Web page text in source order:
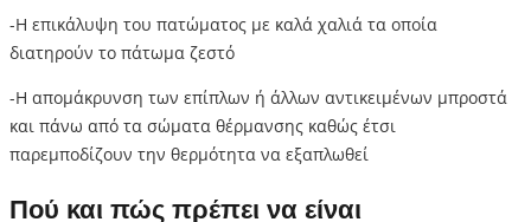
-Η επικάλυψη του πατώματος με καλά χαλιά τα οποία
διατηρούν το πάτωμα ζεστό
-Η απομάκρυνση των επίπλων ή άλλων αντικειμένων μπροστά
και πάνω από τα σώματα θέρμανσης καθώς έτσι
παρεμποδίζουν την θερμότητα να εξαπλωθεί
Πού και πώς πρέπει να είναι